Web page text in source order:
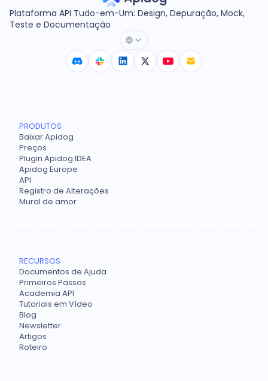
Plataforma API Tudo-em-Um: Design, Depuração, Mock,
Teste e Documentação
PRODUTOS
Baixar Apidog
Preços
Plugin Apidog IDEA
Apidog Europe
API
Registro de Alterações
Mural de amor
RECURSOS
Documentos de Ajuda
Primeiros Passos
Academia API
Tutoriais em Vídeo
Blog
Newsletter
Artigos
Roteiro